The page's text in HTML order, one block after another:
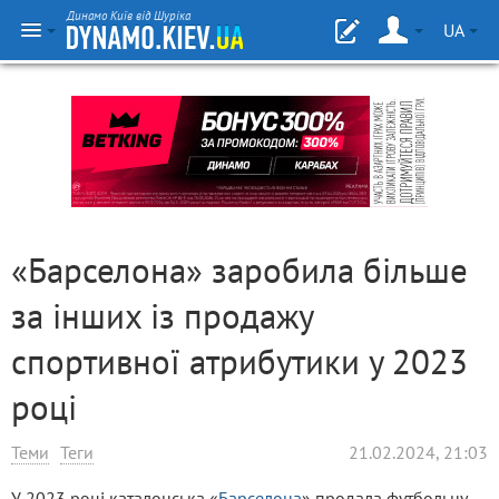
Динамо Київ від Шуріка
UA
«Барселона» заробила більше
за інших із продажу
спортивної атрибутики у 2023
році
Теми Теги 21.02.2024, 21:03